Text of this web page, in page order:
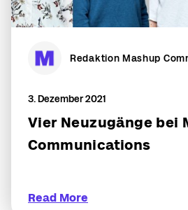
Redaktion Mashup
3. Dezember 2021
Vier Neuzugänge bei
Communications
Read More